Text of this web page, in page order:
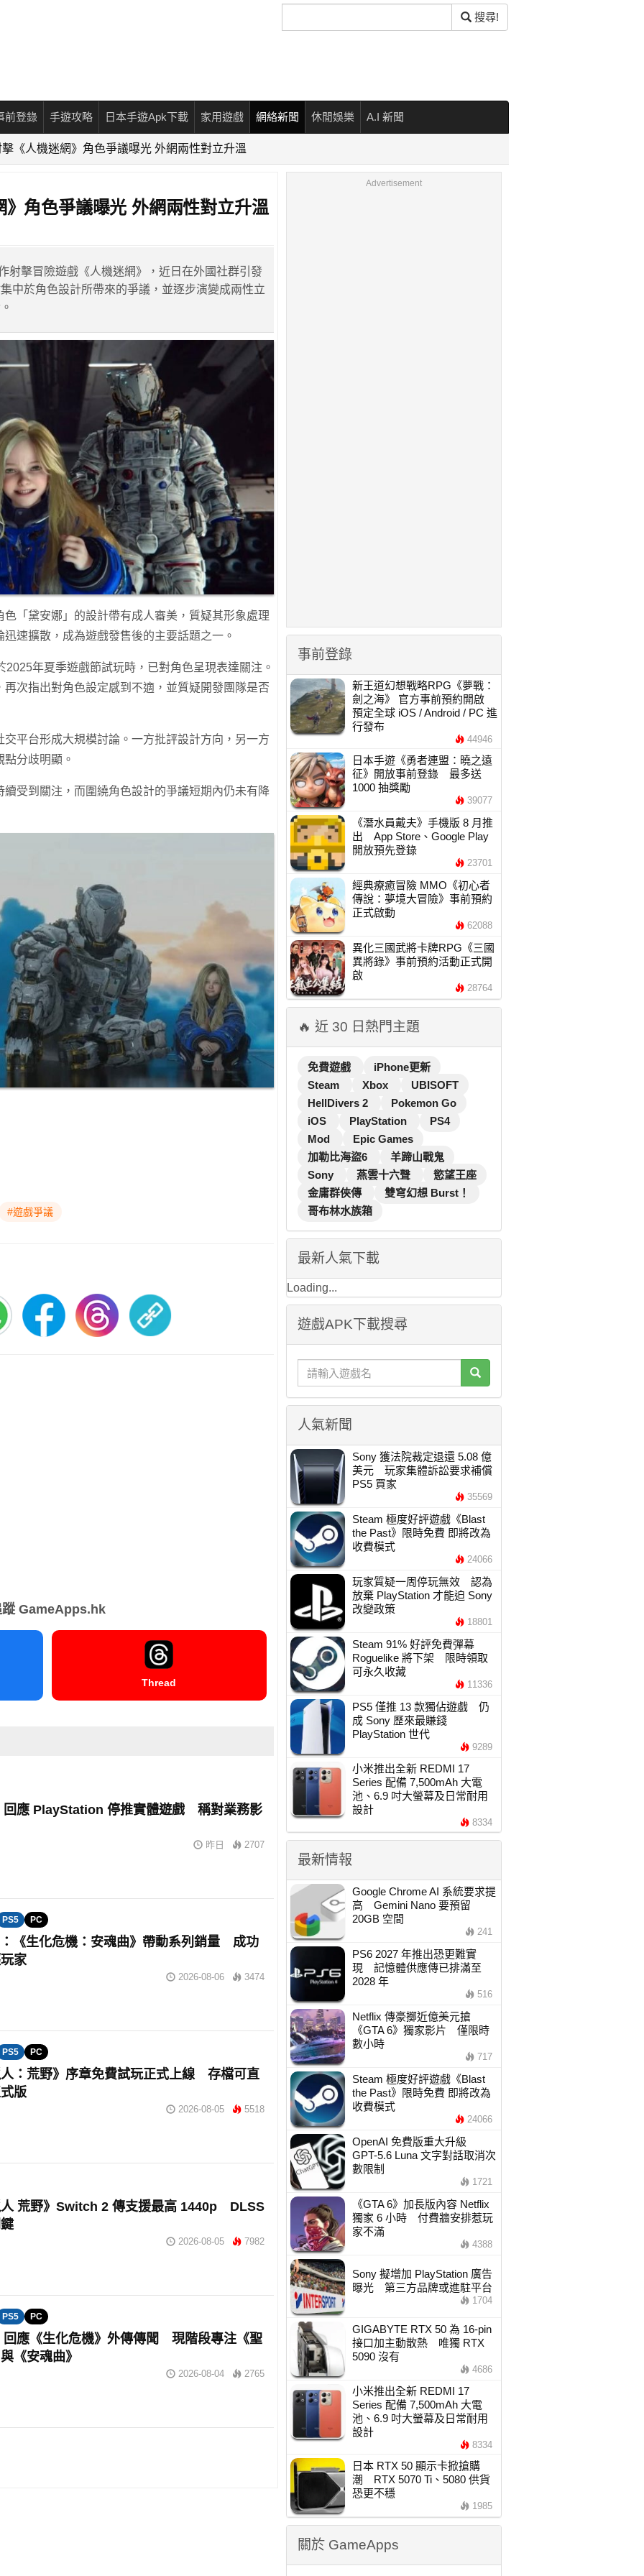
尋
搜尋!
前登錄 手遊攻略 日本手遊Apk下載 家用遊戲 網絡新聞 休閒娛樂 A.I 新聞
《人機迷網》角色爭議曝光 外網兩性對立升溫
角色爭議曝光 外網兩性對立升溫
射擊冒險遊戲《人機迷網》，近日在外國社群引發
中於角色設計所帶來的爭議，並逐步演變成兩性立
「黛安娜」的設計帶有成人審美，質疑其形象處理
速擴散，成為遊戲發售後的主要話題之一。
年夏季遊戲節試玩時，已對角色呈現表達關注。
次指出對角色設定感到不適，並質疑開發團隊是否
平台形成大規模討論。一方批評設計方向，另一方
分歧明顯。
受到關注，而圍繞角色設計的爭議短期內仍未有降
#遊戲爭議
蹤 GameApps.hk
Thread
回應 PlayStation 停推實體遊戲 稱對業務影
昨日 2707
PS5 PC
《生化危機：安魂曲》帶動系列銷量 成功
家
2026-08-06 3474
PS5 PC
：荒野》序章免費試玩正式上線 存檔可直
版
2026-08-05 5518
荒野》Switch 2 傳支援最高 1440p DLSS
2026-08-05 7982
PS5 PC
應《生化危機》外傳傳聞 現階段專注《聖
《安魂曲》
2026-08-04 2765
Advertisement
事前登錄
新王道幻想戰略RPG《夢戰：
劍之海》 官方事前預約開啟
預定全球 iOS / Android / PC 進
行發布
44946
日本手遊《勇者連盟：曉之遠
征》開放事前登錄 最多送
1000 抽獎勵
39077
《潛水員戴夫》手機版 8 月推
出 App Store、Google Play
開放預先登錄
23701
經典療癒冒險 MMO《初心者
傳說：夢境大冒險》事前預約
正式啟動
62088
異化三國武將卡牌RPG《三國
異將錄》事前預約活動正式開
啟
28764
🔥 近 30 日熱門主題
免費遊戲
iPhone更新
Steam
Xbox
UBISOFT
HellDivers 2
Pokemon Go
iOS
PlayStation
PS4
Mod
Epic Games
加勒比海盜6
羊蹄山戰鬼
Sony
燕雲十六聲
慾望王座
金庸群俠傳
雙穹幻想 Burst！
哥布林水族箱
最新人氣下載
Loading...
遊戲APK下載搜尋
人氣新聞
Sony 獲法院裁定退還 5.08 億
美元 玩家集體訴訟要求補償
PS5 買家
35569
Steam 極度好評遊戲《Blast
the Past》限時免費 即將改為
收費模式
24066
玩家質疑一周停玩無效 認為
放棄 PlayStation 才能迫 Sony
改變政策
18801
Steam 91% 好評免費彈幕
Roguelike 將下架 限時領取
可永久收藏
11336
PS5 僅推 13 款獨佔遊戲 仍
成 Sony 歷來最賺錢
PlayStation 世代
9289
小米推出全新 REDMI 17
Series 配備 7,500mAh 大電
池、6.9 吋大螢幕及日常耐用
設計
8334
最新情報
Google Chrome AI 系統要求提
高 Gemini Nano 要預留
20GB 空間
241
PS6 2027 年推出恐更難實
現 記憶體供應傳已排滿至
2028 年
516
Netflix 傳豪擲近億美元搶
《GTA 6》獨家影片 僅限時
數小時
717
Steam 極度好評遊戲《Blast
the Past》限時免費 即將改為
收費模式
24066
OpenAI 免費版重大升級
GPT-5.6 Luna 文字對話取消次
數限制
1721
《GTA 6》加長版內容 Netflix
獨家 6 小時 付費牆安排惹玩
家不滿
4388
Sony 擬增加 PlayStation 廣告
曝光 第三方品牌或進駐平台
1704
GIGABYTE RTX 50 為 16-pin
接口加主動散熱 唯獨 RTX
5090 沒有
4686
小米推出全新 REDMI 17
Series 配備 7,500mAh 大電
池、6.9 吋大螢幕及日常耐用
設計
8334
日本 RTX 50 顯示卡掀搶購
潮 RTX 5070 Ti、5080 供貨
恐更不穩
1985
關於 GameApps